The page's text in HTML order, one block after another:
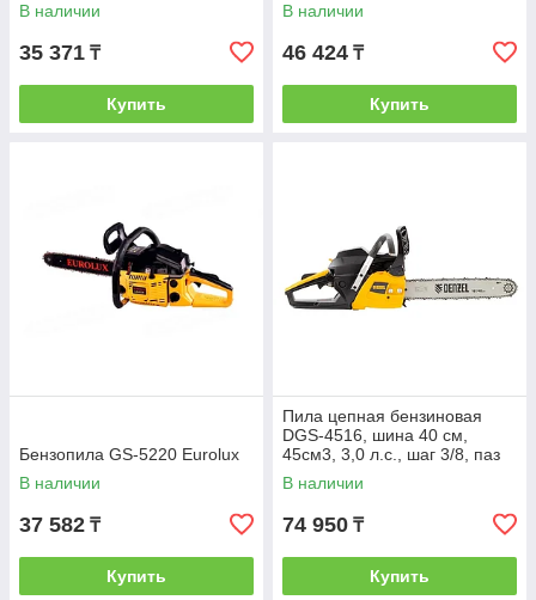
В наличии
35 371 ₸
Купить
В наличии
46 424 ₸
Купить
Бензопила GS-5220 Eurolux
В наличии
37 582 ₸
Купить
Пила цепная бензиновая
DGS-4516, шина 40 см,
45см3, 3,0 л.с., шаг 3/8, паз
1,3 мм, 57 зв// Denzel
В наличии
74 950 ₸
Купить